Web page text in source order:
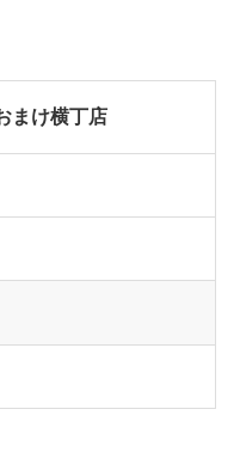
まけ横丁店